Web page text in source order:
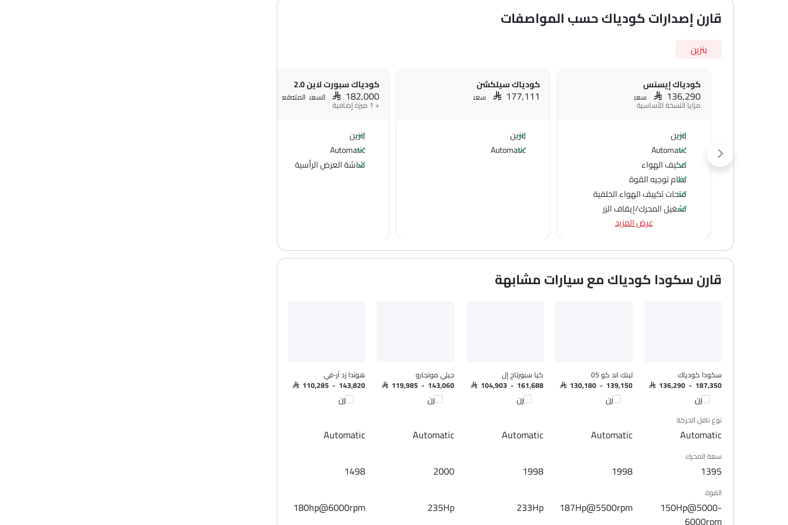
قارن إصدارات كودياك حسب المواصفات
بنزين
كودياك إيسنس
SAR 136,290 سعر
مزايا النسخة الأساسية
بنزين
Automatic
مكيف الهواء
نظام توجيه القوة
فتحات تكييف الهواء الخلفية
تشغيل المحرك/إيقاف الزر
منفذ الطاقة الملحق
الراديو هي AM (تعديل السعة) أو FM (تضمين التردد)،
مكبرات الصوت الخلفية
ضوء تحذير منخفض من الوقود
مقعد خلفي قابل للطي
مقاعد قابلة للتعديل
مسند رأس المقعد الخلفي
حاملات الأكواب-أمامية
حامل زجاجة
نظام منع انغلاق المكابح
وسادة هوائية للسائق
وسادة هوائية للركاب
عرض المزيد
كودياك سيلكشن
SAR 177,111 سعر
بنزين
Automatic
كودياك سبورت لاين 2.0
SAR 182,000 السعر المتوقع
+ 1 ميزة إضافية
بنزين
Automatic
شاشة العرض الرأسية
قارن سكودا كودياك مع سيارات مشابهة
سكودا كودياك
SAR 136,290 - 187,350
قارن
لينك اند كو 05
SAR 130,180 - 139,150
قارن
كيا سبورتاج إل
SAR 104,903 - 161,688
قارن
جيلي مونجارو
SAR 119,985 - 143,060
قارن
هوندا زد آر-في
SAR 110,285 - 143,820
قارن
نوع ناقل الحركة
Automatic
Automatic
Automatic
Automatic
Automatic
سعة المحرك
1395
1998
1998
2000
1498
القوة
150Hp@5000-
6000rpm
187Hp@5500rpm
233Hp
235Hp
180hp@6000rpm